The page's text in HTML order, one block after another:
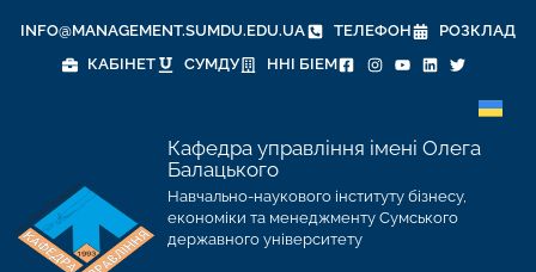
INFO@MANAGEMENT.SUMDU.EDU.UA ТЕЛЕФОН
РОЗКЛАД
КАБІНЕТ
СУМДУ ННІ БІЕМ
Кафедра управління імені Олега
Балацького
Навчально-наукового інституту бізнесу,
економіки та менеджменту Сумського
державного університету